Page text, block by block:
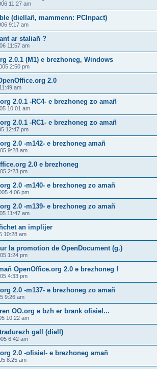
11:27 am
(diellañ, mammenn: PCInpact)
9:17 am
ar staliañ ?
11:57 am
2.0.1 (M1) e brezhoneg, Windows
2:50 pm
2.0
am
2.0.1 -RC4- e brezhoneg zo amañ
10:01 am
2.0.1 -RC1- e brezhoneg zo amañ
12:47 pm
2.0 -m142- e brezhoneg amañ
9:28 am
2.0 e brezhoneg
2:23 pm
2.0 -m140- e brezhoneg zo amañ
4:06 pm
2.0 -m139- e brezhoneg zo amañ
11:47 am
an implijer
10:28 am
la promotion de OpenDocument (g.)
1:24 pm
OpenOffice.org 2.0 e brezhoneg !
4:33 pm
2.0 -m137- e brezhoneg zo amañ
9:26 am
OO.org e bzh er brank ofisiel...
10:22 am
gall (diell)
6:42 am
2.0 -ofisiel- e brezhoneg amañ
8:25 am